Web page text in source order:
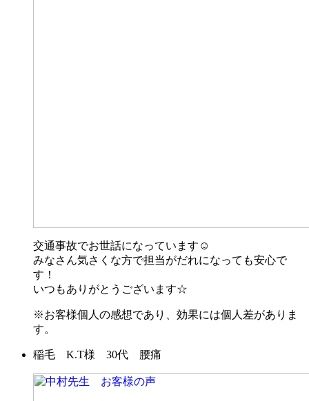
交通事故でお世話になっています☺
みなさん気さくな方で担当がだれになっても安心で
す！
いつもありがとうございます☆
※お客様個人の感想であり、効果には個人差がありま
す。
稲毛 K.T様 30代 腰痛